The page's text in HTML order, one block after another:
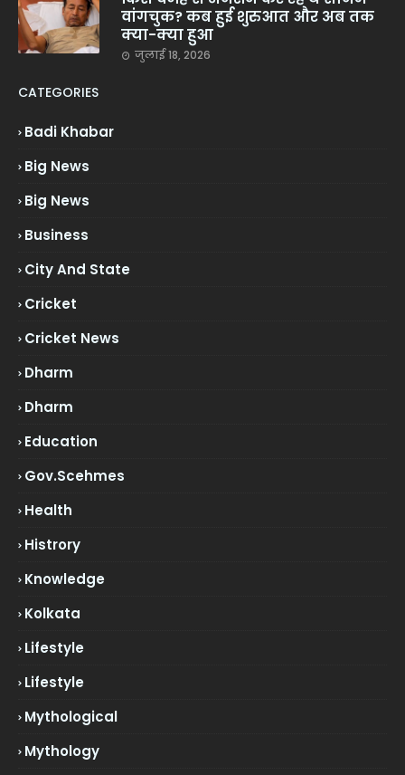
वांगचुक? कब हुई शुरुआत और अब तक
क्या-क्या हुआ
जुलाई 18, 2026
CATEGORIES
Badi Khabar
Big News
Big News
Business
City And State
Cricket
Cricket News
Dharm
Dharm
Education
Gov.scehmes
Health
Histrory
Knowledge
Kolkata
Lifestyle
Lifestyle
Mythological
Mythology